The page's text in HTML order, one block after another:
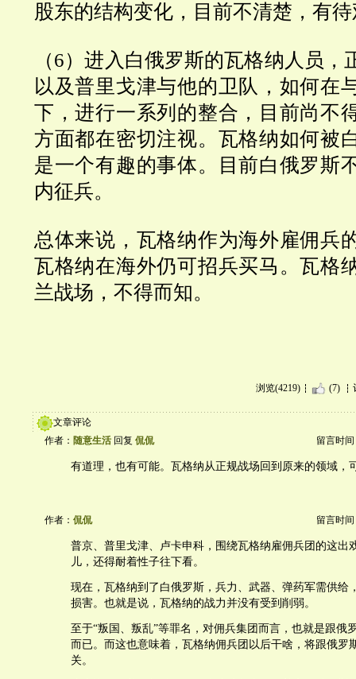
股东的结构变化，目前不清楚，有
（6）进入白俄罗斯的瓦格纳人员，
以及普里戈津与他的卫队，如何在
下，进行一系列的整合，目前尚不
方面都在密切注视。瓦格纳如何被
是一个有趣的事体。目前白俄罗斯
内征兵。
总体来说，瓦格纳作为海外雇佣兵
瓦格纳在海外仍可招兵买马。瓦格
兰战场，不得而知。
浏览(4219) (7)
文章评论
作者： 随意生活 回复 侃侃 留言时间
有道理，也有可能。瓦格纳从正规战场回到原来的领域，
作者： 侃侃 留言时间
普京、普里戈津、卢卡申科，围绕瓦格纳雇佣兵团的这出
儿，还得耐着性子往下看。
现在，瓦格纳到了白俄罗斯，兵力、武器、弹药军需供给
损害。也就是说，瓦格纳的战力并没有受到削弱。
至于“叛国、叛乱”等罪名，对佣兵集团而言，也就是跟俄
而已。而这也意味着，瓦格纳佣兵团以后干啥，将跟俄罗
关。